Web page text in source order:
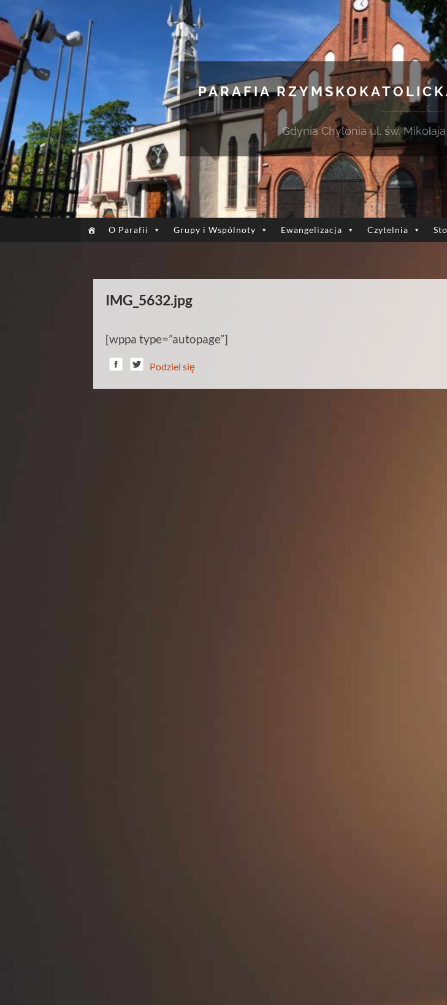
PARAFIA
Gdynia Chylonia ul. św.
O Parafii Grupy i Wspólnoty Ewangelizacja Czytelnia
IMG_5632.jpg
[wppa type=”autopage”]
Podziel się